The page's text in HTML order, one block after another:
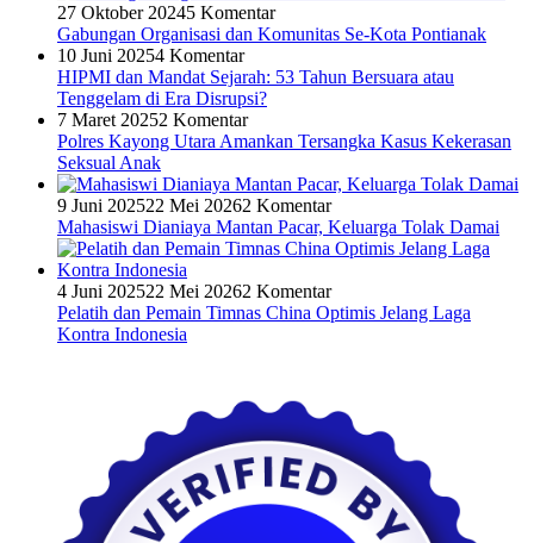
27 Oktober 20245 Komentar
Gabungan Organisasi dan Komunitas Se-Kota Pontianak
10 Juni 20254 Komentar
HIPMI dan Mandat Sejarah: 53 Tahun Bersuara atau
Tenggelam di Era Disrupsi?
7 Maret 20252 Komentar
Polres Kayong Utara Amankan Tersangka Kasus Kekerasan
Seksual Anak
9 Juni 202522 Mei 20262 Komentar
Mahasiswi Dianiaya Mantan Pacar, Keluarga Tolak Damai
4 Juni 202522 Mei 20262 Komentar
Pelatih dan Pemain Timnas China Optimis Jelang Laga
Kontra Indonesia